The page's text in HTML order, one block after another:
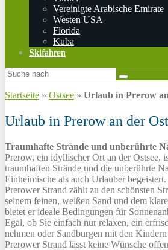
Vereinigte Arabische Emirate
Westen USA
Florida
Kuba
Skifahren
Startseite » Ostsee » Urlaub in Prerow
Urlaub in Prerow an der
Traumhafte Strände und unberührte
Prerow, ein idyllischer Ort an der Ostsee,
traumhaften Strände und die unberührte
Einheimische als auch Urlauber
Prerower Strand zählt zu den schönsten
seinem feinen, weißen Sand und dem
bietet er ideale Bedingungen für
Egal, ob Sie einfach nur relaxen, ein
nehmen oder Sandburgen mit den
Prerower Strand lässt keine Wünsche